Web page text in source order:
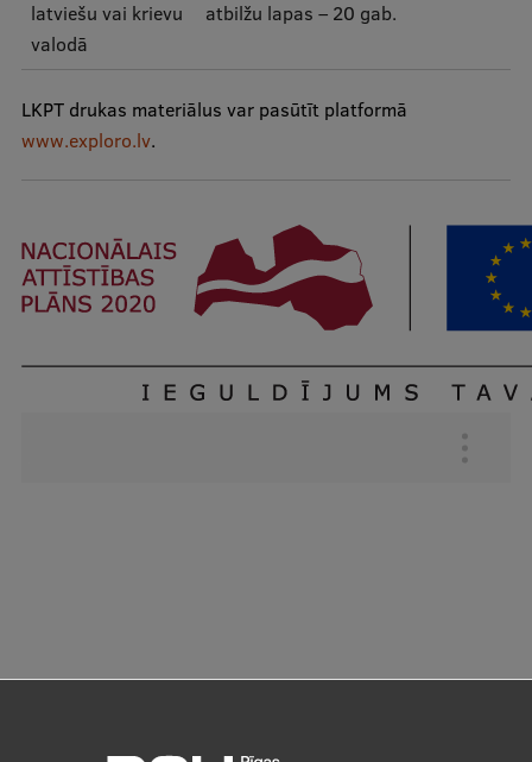
latviešu vai krievu
valodā
atbilžu lapas – 20 gab.
LKPT drukas materiālus var pasūtīt platformā
www.exploro.lv.